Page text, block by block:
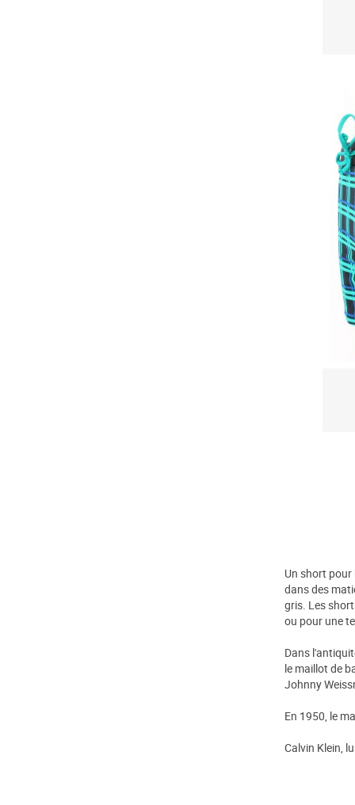
Un short
dans des
gris. Les
ou pour une
Dans
le maillot de
Johnny
En 1950, le
Calvin Klein,